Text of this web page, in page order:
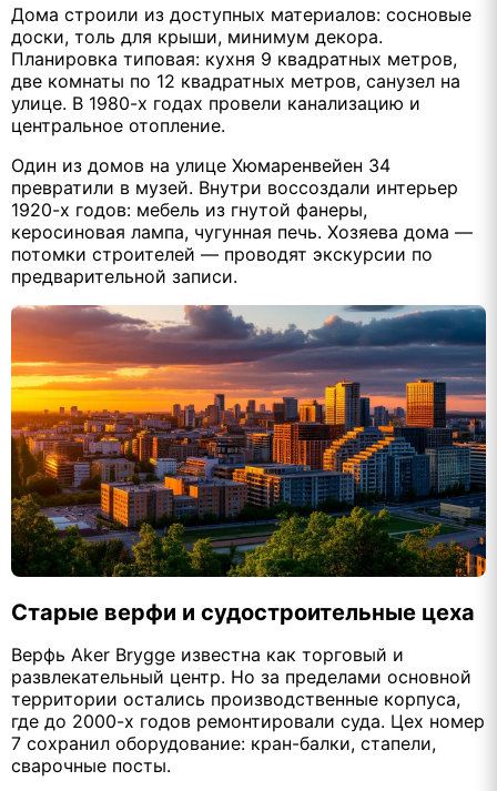
Дома строили из доступных материалов: сосновые
доски, толь для крыши, минимум декора.
Планировка типовая: кухня 9 квадратных метров,
две комнаты по 12 квадратных метров, санузел на
улице. В 1980-х годах провели канализацию и
центральное отопление.
Один из домов на улице Хюмаренвейен 34
превратили в музей. Внутри воссоздали интерьер
1920-х годов: мебель из гнутой фанеры,
керосиновая лампа, чугунная печь. Хозяева дома —
потомки строителей — проводят экскурсии по
предварительной записи.
Старые верфи и судостроительные цеха
Верфь Aker Brygge известна как торговый и
развлекательный центр. Но за пределами основной
территории остались производственные корпуса,
где до 2000-х годов ремонтировали суда. Цех номер
7 сохранил оборудование: кран-балки, стапели,
сварочные посты.